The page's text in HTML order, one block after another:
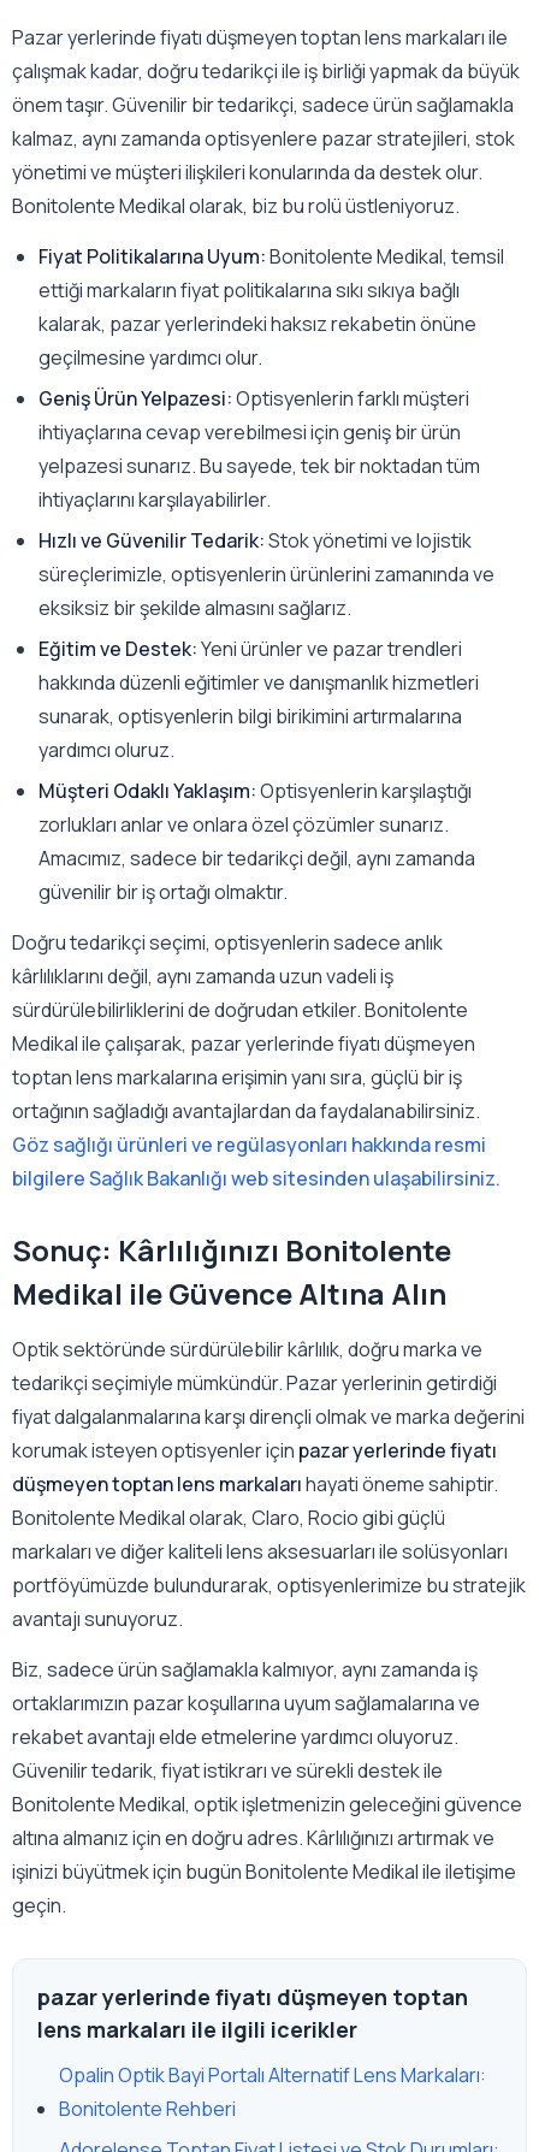
Pazar yerlerinde fiyatı düşmeyen toptan lens markaları ile
çalışmak kadar, doğru tedarikçi ile iş birliği yapmak da büyük
önem taşır. Güvenilir bir tedarikçi, sadece ürün sağlamakla
kalmaz, aynı zamanda optisyenlere pazar stratejileri, stok
yönetimi ve müşteri ilişkileri konularında da destek olur.
Bonitolente Medikal olarak, biz bu rolü üstleniyoruz.
Fiyat Politikalarına Uyum:Bonitolente Medikal, temsil
ettiği markaların fiyat politikalarına sıkı sıkıya bağlı
kalarak, pazar yerlerindeki haksız rekabetin önüne
geçilmesine yardımcı olur.
Geniş Ürün Yelpazesi:Optisyenlerin farklı müşteri
ihtiyaçlarına cevap verebilmesi için geniş bir ürün
yelpazesi sunarız. Bu sayede, tek bir noktadan tüm
ihtiyaçlarını karşılayabilirler.
Hızlı ve Güvenilir Tedarik:Stok yönetimi ve lojistik
süreçlerimizle, optisyenlerin ürünlerini zamanında ve
eksiksiz bir şekilde almasını sağlarız.
Eğitim ve Destek:Yeni ürünler ve pazar trendleri
hakkında düzenli eğitimler ve danışmanlık hizmetleri
sunarak, optisyenlerin bilgi birikimini artırmalarına
yardımcı oluruz.
Müşteri Odaklı Yaklaşım:Optisyenlerin karşılaştığı
zorlukları anlar ve onlara özel çözümler sunarız.
Amacımız, sadece bir tedarikçi değil, aynı zamanda
güvenilir bir iş ortağı olmaktır.
Doğru tedarikçi seçimi, optisyenlerin sadece anlık
kârlılıklarını değil, aynı zamanda uzun vadeli iş
sürdürülebilirliklerini de doğrudan etkiler. Bonitolente
Medikal ile çalışarak, pazar yerlerinde fiyatı düşmeyen
toptan lens markalarına erişimin yanı sıra, güçlü bir iş
ortağının sağladığı avantajlardan da faydalanabilirsiniz.
Göz sağlığı ürünleri ve regülasyonları hakkında resmi
bilgilere Sağlık Bakanlığı web sitesinden ulaşabilirsiniz.
Sonuç: Kârlılığınızı Bonitolente
Medikal ile Güvence Altına Alın
Optik sektöründe sürdürülebilir kârlılık, doğru marka ve
tedarikçi seçimiyle mümkündür. Pazar yerlerinin getirdiği
fiyat dalgalanmalarına karşı dirençli olmak ve marka değerini
korumak isteyen optisyenler için pazar yerlerinde fiyatı
düşmeyen toptan lens markalarıhayati öneme sahiptir.
Bonitolente Medikal olarak, Claro, Rocio gibi güçlü
markaları ve diğer kaliteli lens aksesuarları ile solüsyonları
portföyümüzde bulundurarak, optisyenlerimize bu stratejik
avantajı sunuyoruz.
Biz, sadece ürün sağlamakla kalmıyor, aynı zamanda iş
ortaklarımızın pazar koşullarına uyum sağlamalarına ve
rekabet avantajı elde etmelerine yardımcı oluyoruz.
Güvenilir tedarik, fiyat istikrarı ve sürekli destek ile
Bonitolente Medikal, optik işletmenizin geleceğini güvence
altına almanız için en doğru adres. Kârlılığınızı artırmak ve
işinizi büyütmek için bugün Bonitolente Medikal ile iletişime
geçin.
pazar yerlerinde fiyatı düşmeyen toptan
lens markaları ile ilgili icerikler
Opalin Optik Bayi Portalı Alternatif Lens Markaları:
Bonitolente Rehberi